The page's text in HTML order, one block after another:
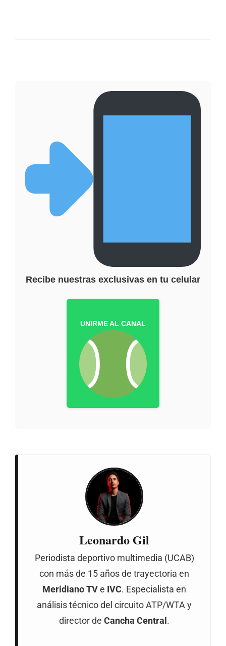
Recibe nuestras exclusivas en tu celular
UNIRME AL CANAL
Leonardo Gil
Periodista deportivo multimedia (UCAB)
con más de 15 años de trayectoria en
Meridiano TV e IVC. Especialista en
análisis técnico del circuito ATP/WTA y
director de Cancha Central .